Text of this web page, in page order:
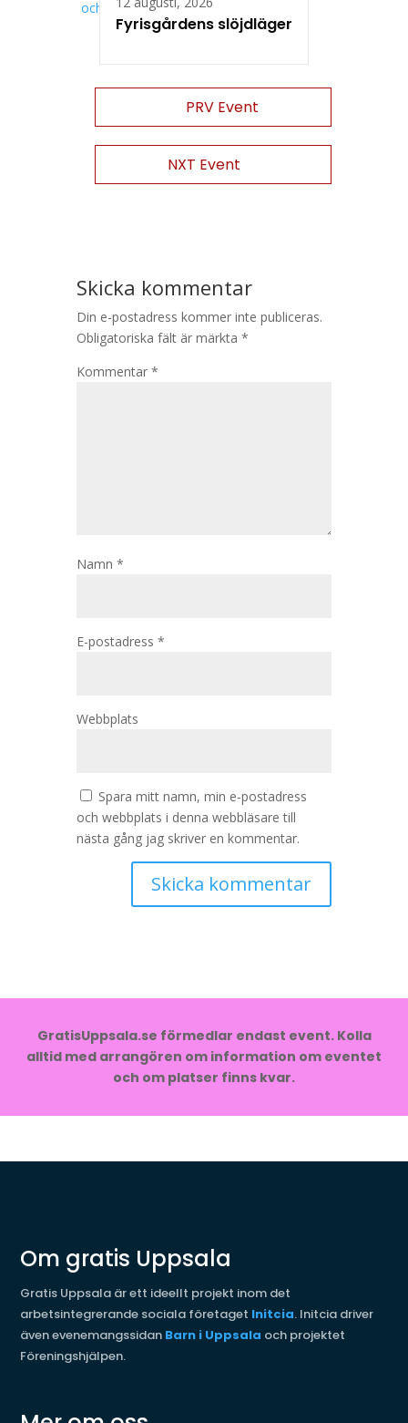
Fyrisgårdens slöjdläger
PRV Event
NXT Event
Skicka kommentar
Din e-postadress kommer inte publiceras.
Obligatoriska fält är märkta *
Kommentar *
Namn *
E-postadress *
Webbplats
Spara mitt namn, min e-postadress
och webbplats i denna webbläsare till
nästa gång jag skriver en kommentar.
GratisUppsala.se förmedlar endast event. Kolla
alltid med arrangören om information om eventet
och om platser finns kvar.
Om gratis Uppsala
Gratis Uppsala är ett ideellt projekt inom det
arbetsintegrerande sociala företaget Initcia. Initcia driver
även evenemangssidan Barn i Uppsala och projektet
Föreningshjälpen.